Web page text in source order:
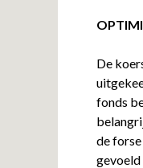
De
fonds
de
gevoeld